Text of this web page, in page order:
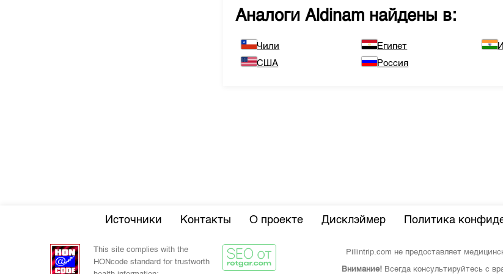
АналогиAldinam найдены в:
Чили Египет
США
Россия
Источники Контакты О проекте Дисклэймер Политика
This site complies with the
HONcode standard for trustworth
Pillintrip.com не предоставляет
Внимание! Всегда консультируйтесь с